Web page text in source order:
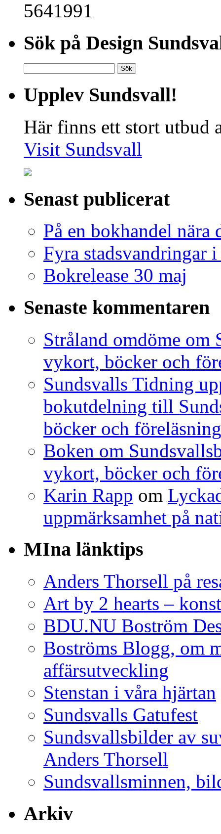
5641991
Sök på Design
efter:
Upplev Sundsvall!
Här finns ett stort utbud
Visit Sundsvall
Senast publicerat
På en bokhandel nära
Fyra stadsvandringar
Bokrelease 30 maj
Senaste kommentaren
Stråland omdöme
vykort, böcker och
Sundsvalls Tidning
bokutdelning till
böcker och
Boken om
vykort, böcker och
Karin Rapp om
uppmärksamhet på
MIna länktips
Anders Thorsell på
Art by 2 hearts –
BDU.NU Boström
Boströms Blogg, om
affärsutveckling
Stenstan i våra hjärtan
Sundsvalls Gatufest
Sundsvallsbilder av
Anders Thorsell
Sundsvallsminnen,
Arkiv